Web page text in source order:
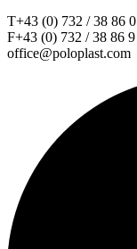
T+43 (0) 732 / 38 86 0
F+43 (0) 732 / 38 86 9
office@poloplast.com